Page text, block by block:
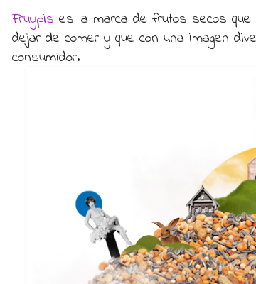
Fruypis es la marca de frutos secos
dejar de comer y que con una imagen
consumidor.